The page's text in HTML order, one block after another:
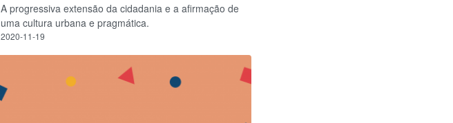
A progressiva extensão da cidadania e a afirmação de
uma cultura urbana e pragmática.
2020-11-19